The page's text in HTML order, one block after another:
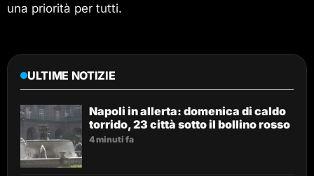
una priorità per tutti.
ULTIME NOTIZIE
Napoli in allerta: domenica di caldo
torrido, 23 città sotto il bollino rosso
4 minuti fa